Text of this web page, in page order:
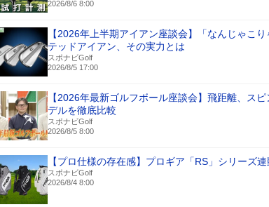
2026/8/6 8:00
【2026年上半期アイアン座談会】「なんじゃこ
テッドアイアン、その実力とは
スポナビGolf
2026/8/5 17:00
【2026年最新ゴルフボール座談会】飛距離、ス
デルを徹底比較
スポナビGolf
2026/8/5 8:00
【プロ仕様の存在感】プロギア「RS」シリーズ
スポナビGolf
2026/8/4 8:00